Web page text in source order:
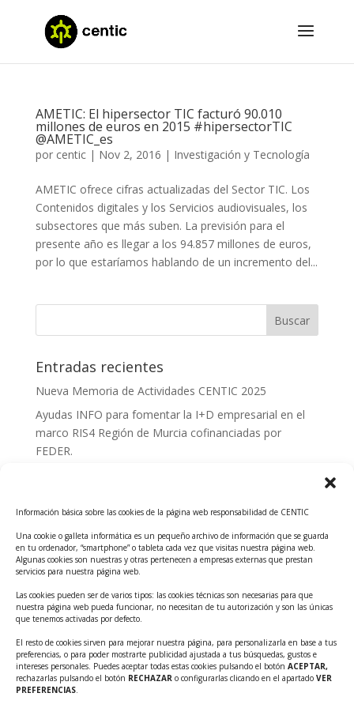
Información básica sobre las cookies de la página web responsabilidad de CENTIC
Una cookie o galleta informática es un pequeño archivo de información que se guarda
en tu ordenador, “smartphone” o tableta cada vez que visitas nuestra página web.
Algunas cookies son nuestras y otras pertenecen a empresas externas que prestan
servicios para nuestra página web.
Las cookies pueden ser de varios tipos: las cookies técnicas son necesarias para que
nuestra página web pueda funcionar, no necesitan de tu autorización y son las únicas
que tenemos activadas por defecto.
El resto de cookies sirven para mejorar nuestra página, para personalizarla en base a tus
preferencias, o para poder mostrarte publicidad ajustada a tus búsquedas, gustos e
intereses personales. Puedes aceptar todas estas cookies pulsando el botón ACEPTAR,
rechazarlas pulsando el botón RECHAZAR o configurarlas clicando en el apartado VER
PREFERENCIAS.
AMETIC: El hipersector TIC facturó 90.010
millones de euros en 2015 #hipersectorTIC
@AMETIC_es
por centic| Nov 2, 2016 | Investigación y Tecnología
AMETIC ofrece cifras actualizadas del Sector TIC. Los
Contenidos digitales y los Servicios audiovisuales, los
subsectores que más suben. La previsión para el
presente año es llegar a los 94.857 millones de euros,
por lo que estaríamos hablando de un incremento del...
Entradas recientes
Nueva Memoria de Actividades CENTIC 2025
Ayudas INFO para fomentar la I+D empresarial en el
marco RIS4 Región de Murcia cofinanciadas por
FEDER.
Tecnológicos 2ª ed.
Ayudas INFO para el apoyo a las empresas
innovadoras con potencial tecnológico y escalables
Convocatoria Cheque de Innovación. Ayudas INFO
para la contratación de servicios de Innovación y
Competitividad
Cheque Inversión del INFO. Ayudas para la
contratación de servicios de Innovación y
Competitividad para apoyar rondas de financiación.